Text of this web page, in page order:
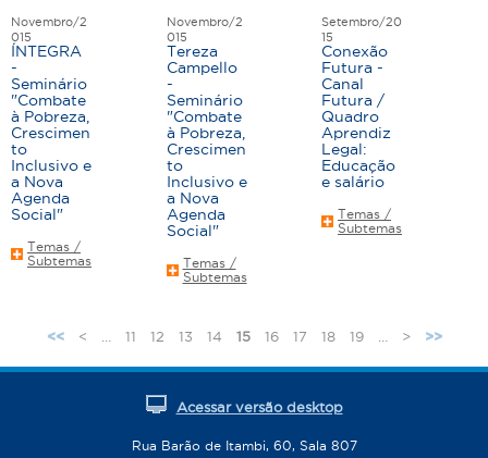
Novembro/2
015
ÍNTEGRA
-
Seminário
"Combate
à Pobreza,
Crescimen
to
Inclusivo e
a Nova
Agenda
Social"
Temas /
Subtemas
Novembro/2
015
Tereza
Campello
-
Seminário
"Combate
à Pobreza,
Crescimen
to
Inclusivo e
a Nova
Agenda
Social"
Temas /
Subtemas
Setembro/20
15
Conexão
Futura -
Canal
Futura /
Quadro
Aprendiz
Legal:
Educação
e salário
Temas /
Subtemas
<< < 11 12 13 14 15 16 17 18 19 > >>
Acessar versão desktop
Rua Barão de Itambi, 60, Sala 807